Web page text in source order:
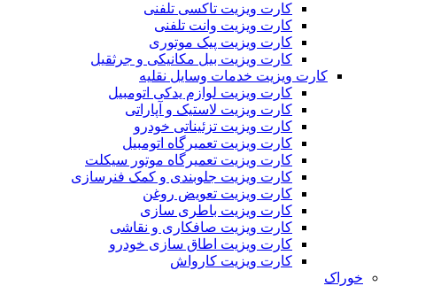
کارت ویزیت تاکسی تلفنی
کارت ویزیت وانت تلفنی
کارت ویزیت پیک موتوری
کارت ویزیت بیل مکانیکی و جرثقیل
کارت ویزیت خدمات وسایل نقلیه
کارت ویزیت لوازم یدکی اتومبیل
کارت ویزیت لاستیک و آپاراتی
کارت ویزیت تزئیناتی خودرو
کارت ویزیت تعمیرگاه اتومبیل
کارت ویزیت تعمیرگاه موتور سیکلت
کارت ویزیت جلوبندی و کمک فنرسازی
کارت ویزیت تعویض روغن
کارت ویزیت باطری سازی
کارت ویزیت صافکاری و نقاشی
کارت ویزیت اطاق سازی خودرو
کارت ویزیت کارواش
خوراک